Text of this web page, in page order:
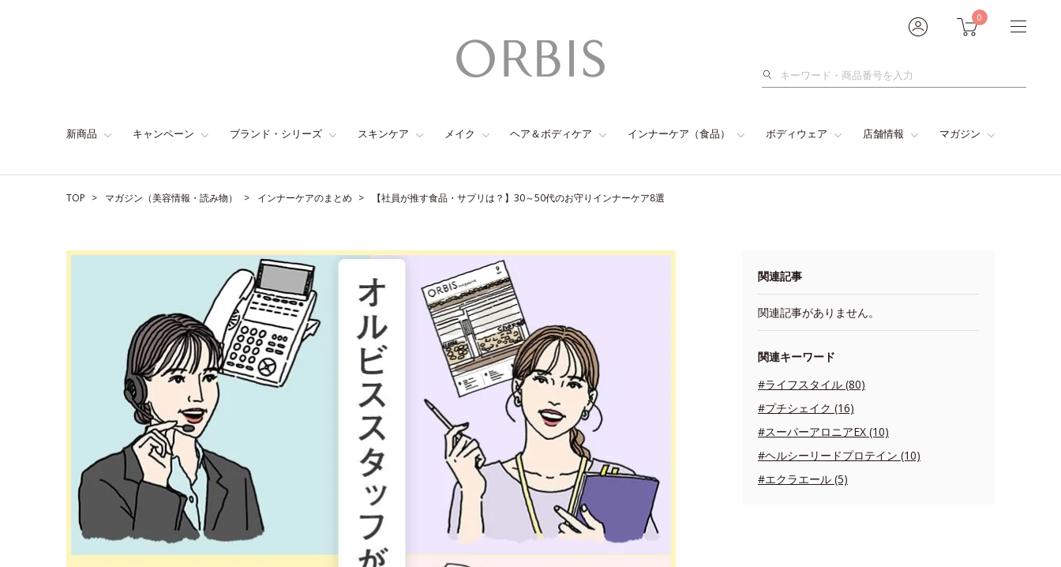
0
検
新商品 キャンペーン ブランド・シリーズ スキンケア メイク ヘア＆ボディケア インナーケア（食品） ボディウェア 店舗情報 マガジン
TOP マガジン（美容情報・読み物） インナーケアのまとめ 【社員が推す食品・サプリは？】30～50代のお守りインナーケア8選
関連記事
関連記事がありません。
関連キーワード
#ライフスタイル (80)
#プチシェイク (16)
#スーパーアロニアEX (10)
#ヘルシーリードプロテイン (10)
#エクラエール (5)